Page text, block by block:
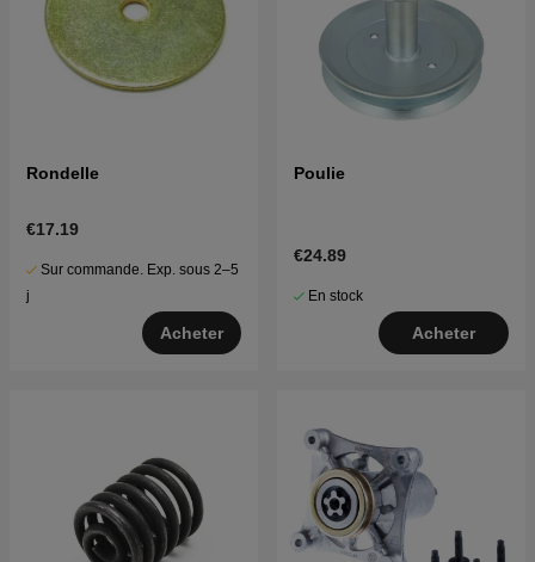
Rondelle
€17.19
Sur commande. Exp. sous 2–5
j
Acheter
Poulie
€24.89
En stock
Acheter